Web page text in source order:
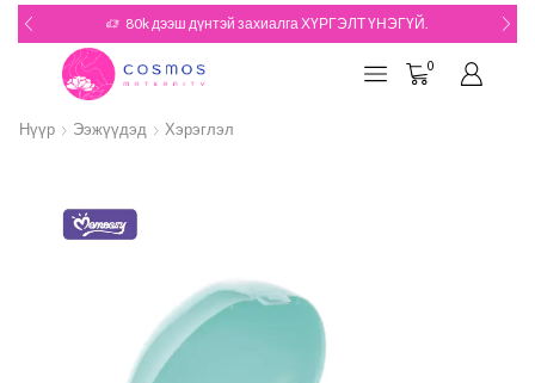
80k дээш дүнтэй захиалга ХҮРГЭЛТ ҮНЭГҮЙ.
0
Нүүр Ээжүүдэд Хэрэглэл